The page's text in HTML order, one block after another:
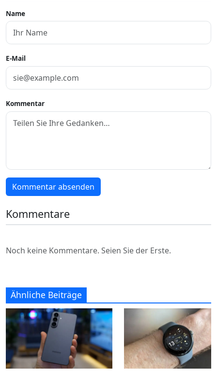
Name
E-Mail
Kommentar
Kommentar absenden
Kommentare
Noch keine Kommentare. Seien Sie der Erste.
Ähnliche Beiträge